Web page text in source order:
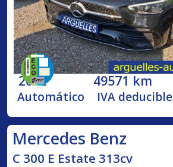
2022 49571 km
Automático IVA deducible
Mercedes Benz
C 300 E Estate 313cv